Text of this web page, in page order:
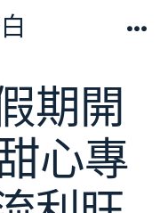
期開
心專